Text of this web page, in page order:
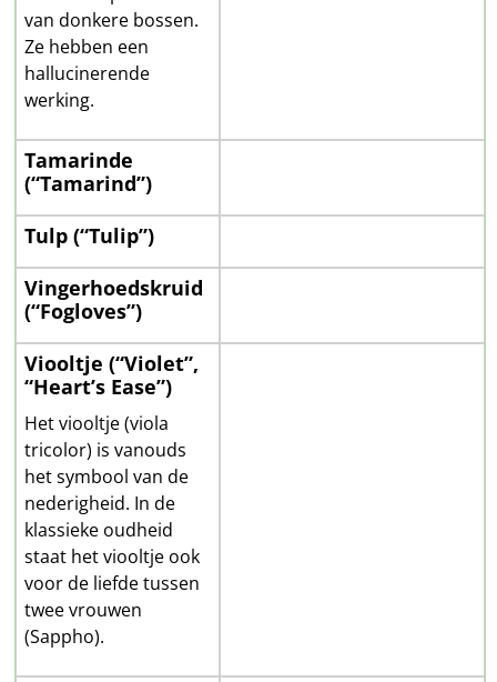
van donkere bossen.
Ze hebben een
hallucinerende
werking.
Tamarinde
(“Tamarind”)
Tulp (“Tulip”)
Vingerhoedskruid
(“Fogloves”)
Viooltje (“Violet”,
“Heart’s Ease”)
Het viooltje (viola
tricolor) is vanouds
het symbool van de
nederigheid. In de
klassieke oudheid
staat het viooltje ook
voor de liefde tussen
twee vrouwen
(Sappho).